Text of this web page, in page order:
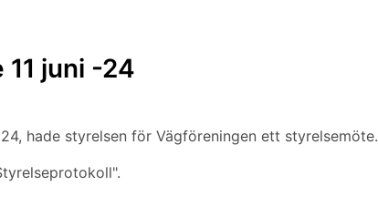
juni -24
hade styrelsen för Vägföreningen ett styrelsemöte.